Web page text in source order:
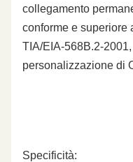
collegamento
conforme e superiore
TIA/EIA-568B.2-
personalizzazione di
Specificità: